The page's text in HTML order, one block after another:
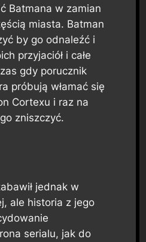
Batmana w zamian
miasta. Batman
by go odnaleźć i
przyjaciół i całe
gdy porucznik
próbują włamać się
Cortexu i raz na
zniszczyć.
jednak w
ale historia z jego
serialu, jak do